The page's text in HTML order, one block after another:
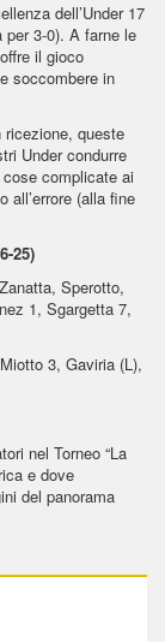
dell’Under 17
3-0). A farne le
il gioco
soccombere in
ricezione, queste
Under condurre
cose complicate ai
all’errore (alla fine
25)
Sperotto,
1, Sgargetta 7,
3, Gaviria (L),
nel Torneo “La
e dove
del panorama